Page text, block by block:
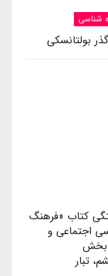
بولتانسکی
کتاب «فرهنگ
اجتماعی و